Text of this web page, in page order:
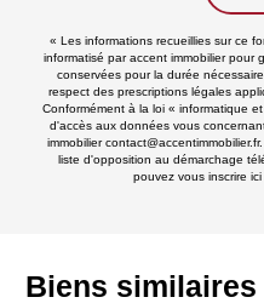
« Les informations recueillies sur ce
informatisé par accent immobilier pour
conservées pour la durée
respect des prescriptions légales
Conformément à la loi « informatique
d'accès aux données vous
immobilier
liste d'opposition au démarchage
pouvez vous inscrire ici
Biens